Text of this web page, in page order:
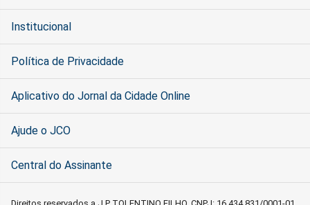
Institucional
Política de Privacidade
Aplicativo do Jornal da Cidade Online
Ajude o JCO
Central do Assinante